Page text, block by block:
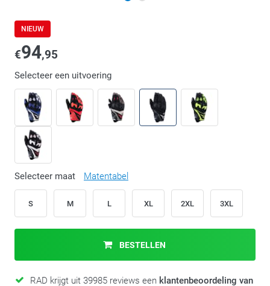
NIEUW
€94,95
Selecteer een uitvoering
Selecteer maat Matentabel
S M L XL 2XL 3XL
BESTELLEN
RAD krijgt uit 39985 reviews een klantenbeoordeling van